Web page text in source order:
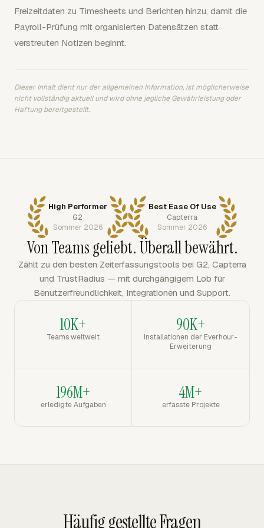
Freizeitdaten zu Timesheets und Berichten hinzu, damit die
Payroll-Prüfung mit organisierten Datensätzen statt
verstreuten Notizen beginnt.
Dieser Inhalt dient nur der allgemeinen Information, ist möglicherweise
nicht vollständig aktuell und wird ohne jegliche Gewährleistung oder
Haftung bereitgestellt.
High Performer
G2
Sommer 2026
Best Ease Of Use
Capterra
Sommer 2026
Von Teams geliebt. Überall bewährt.
Zählt zu den besten Zeiterfassungstools bei G2, Capterra
und TrustRadius — mit durchgängigem Lob für
Benutzerfreundlichkeit, Integrationen und Support.
10K+
Teams weltweit
90K+
Installationen der Everhour-
Erweiterung
196M+
erledigte Aufgaben
4M+
erfasste Projekte
Häufig gestellte Fragen